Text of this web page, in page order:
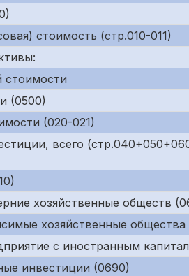
стоимость (стр.010-011)
стоимости
(0500)
(020-021)
всего
хозяйственные обществ
хозяйственные общества
с иностранным
инвестиции (0690)